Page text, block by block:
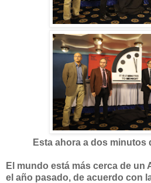
Esta ahora a dos minutos
El mundo está más cerca de
el año pasado, de acuerdo con